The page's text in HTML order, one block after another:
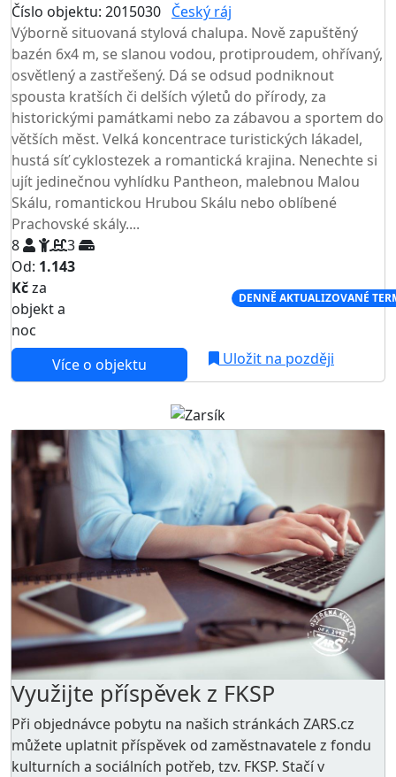
Číslo objektu: 2015030 Český ráj
Výborně situovaná stylová chalupa. Nově zapuštěný
bazén 6x4 m, se slanou vodou, protiproudem, ohřívaný,
osvětlený a zastřešený. Dá se odsud podniknout
spousta kratších či delších výletů do přírody, za
historickými památkami nebo za zábavou a sportem do
větších měst. Velká koncentrace turistických lákadel,
hustá síť cyklostezek a romantická krajina. Nenechte si
ujít jedinečnou vyhlídku Pantheon, malebnou Malou
Skálu, romantickou Hrubou Skálu nebo oblíbené
Prachovské skály....
8
3
Od: 1.143
Kčza
objekt a
noc
DENNĚ AKTUALIZOVANÉ
Více o objektu Uložit na později
Využijte příspěvek z FKSP
Při objednávce pobytu na našich stránkách ZARS.cz
můžete uplatnit příspěvek od zaměstnavatele z fondu
kulturních a sociálních potřeb, tzv. FKSP. Stačí v